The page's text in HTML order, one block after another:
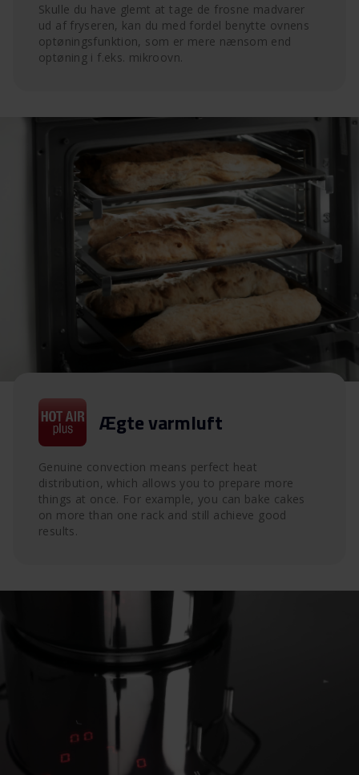
Skulle du have glemt at tage de frosne madvarer
ud af fryseren, kan du med fordel benytte ovnens
optøningsfunktion, som er mere nænsom end
optøning i f.eks. mikroovn.
Ægte varmluft
Genuine convection means perfect heat
distribution, which allows you to prepare more
things at once. For example, you can bake cakes
on more than one rack and still achieve good
results.